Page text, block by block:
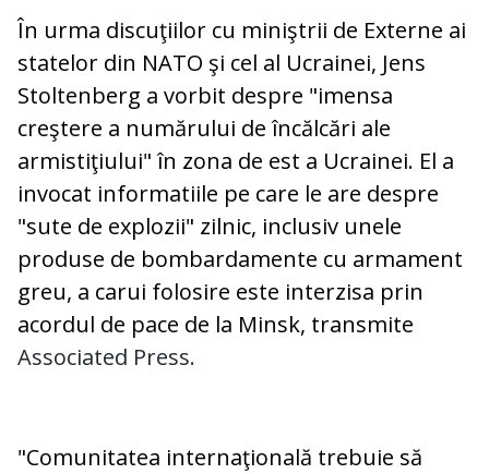
În urma discuţiilor cu miniştrii de Externe ai
statelor din NATO şi cel al Ucrainei, Jens
Stoltenberg a vorbit despre "imensa
creştere a numărului de încălcări ale
armistiţiului" în zona de est a Ucrainei. El a
invocat informatiile pe care le are despre
"sute de explozii" zilnic, inclusiv unele
produse de bombardamente cu armament
greu, a carui folosire este interzisa prin
acordul de pace de la Minsk, transmite
Associated Press.
"Comunitatea internaţională trebuie să